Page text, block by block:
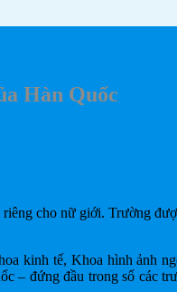
Hàn Quốc
cho nữ giới. Trường
kinh tế, Khoa hình ảnh
– đứng đầu trong số các